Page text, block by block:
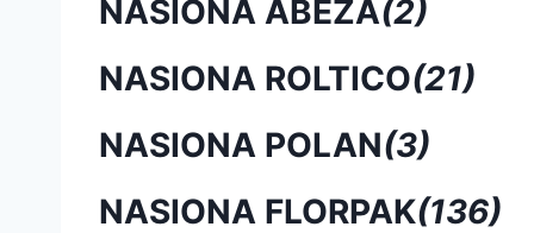
NASIONA ABEZA(2)
NASIONA ROLTICO(21)
NASIONA POLAN(3)
NASIONA FLORPAK(136)